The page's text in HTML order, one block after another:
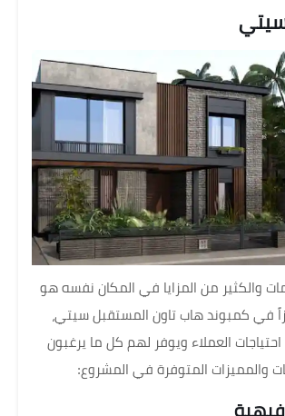
سيتي
والكثير من المزايا في المكان نفسه هو
في كمبوند هاب تاون المستقبل سيتي،
العملاء ويوفر لهم كل ما يرغبون
والمميزات المتوفرة في المشروع: